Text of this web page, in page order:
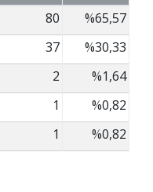
80
%65,57
37
%30,33
2
%1,64
1
%0,82
1 %0,82